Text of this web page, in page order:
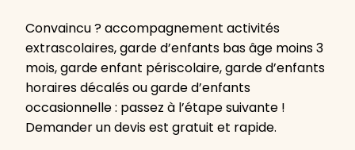
Convaincu ? accompagnement activités
extrascolaires, garde d’enfants bas âge moins 3
mois, garde enfant périscolaire, garde d’enfants
horaires décalés ou garde d’enfants
occasionnelle : passez à l’étape suivante !
Demander un devis est gratuit et rapide.